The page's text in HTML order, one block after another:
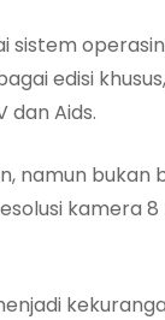
sistem
edisi
dan Aids.
namun
kamera 8